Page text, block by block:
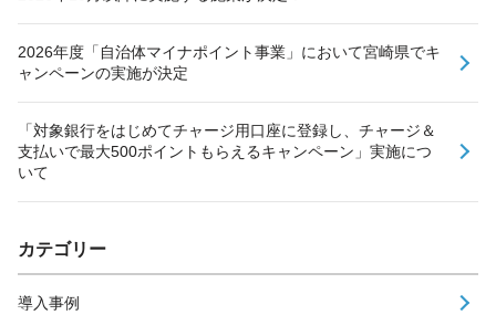
2026年度「自治体マイナポイント事業」において宮崎県でキ
ャンペーンの実施が決定
「対象銀行をはじめてチャージ用口座に登録し、チャージ＆
支払いで最大500ポイントもらえるキャンペーン」実施につ
いて
カテゴリー
導入事例